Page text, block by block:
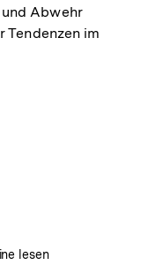
Abwehr
im
lesen